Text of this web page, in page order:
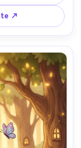
do pacote de
de
suave-AR 4:5
↗